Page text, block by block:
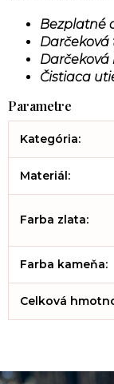
Bezplatné
Darčeková
Darčeková
Čistiaca
Kategória:
Materiál:
Farba zlata:
Farba kameňa:
Celková